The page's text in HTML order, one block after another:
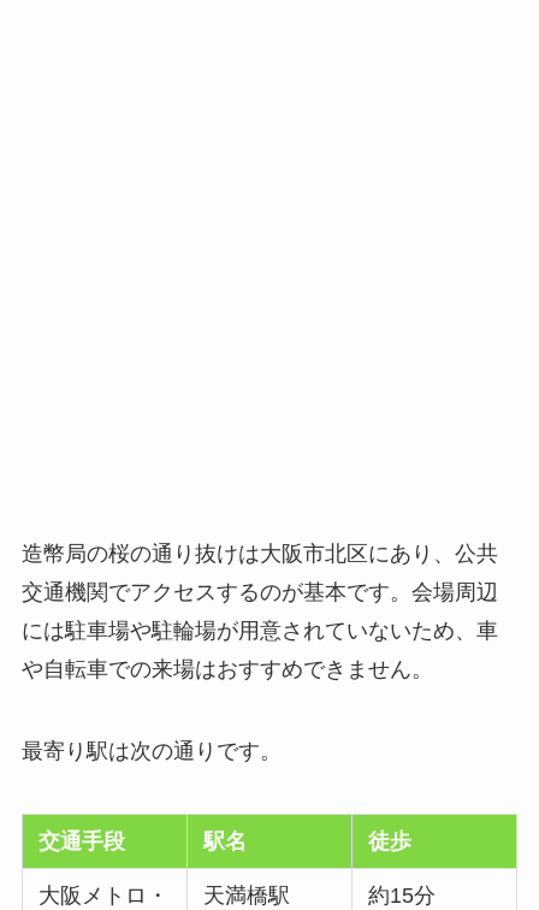
造幣局の桜の通り抜けは大阪市北区にあり、公共
交通機関でアクセスするのが基本です。会場周辺
には駐車場や駐輪場が用意されていないため、車
や自転車での来場はおすすめできません。
最寄り駅は次の通りです。
交通手段 駅名 徒歩
大阪メトロ・
天満橋駅 約15分